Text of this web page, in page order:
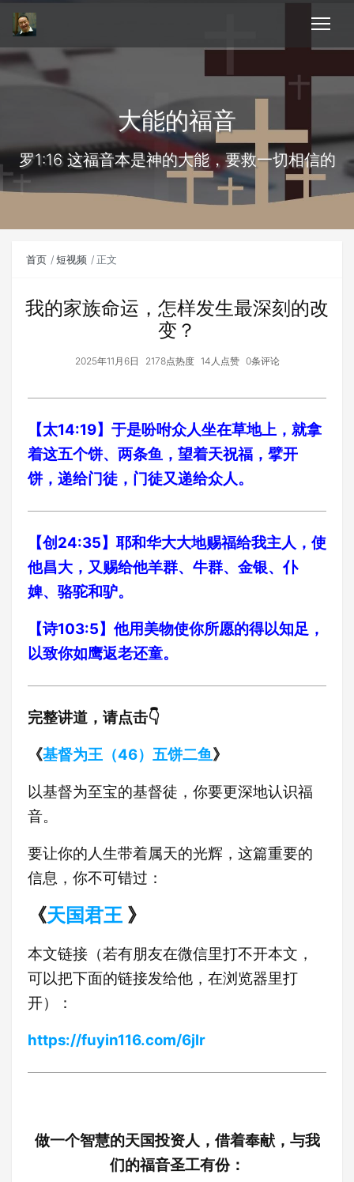
大能的福音
罗1:16 这福音本是神的大能，要救一切相信的
首页 短视频 正文
我的家族命运，怎样发生最深刻的改
变？
2025年11月6日 2178点热度 14人点赞 0条评论
【太14:19】于是吩咐众人坐在草地上，就拿
着这五个饼、两条鱼，望着天祝福，擘开
饼，递给门徒，门徒又递给众人。
【创24:35】耶和华大大地赐福给我主人，使
他昌大，又赐给他羊群、牛群、金银、仆
婢、骆驼和驴。
【诗103:5】他用美物使你所愿的得以知足，
以致你如鹰返老还童。
完整讲道，请点击👇
《基督为王（46）五饼二鱼》
以基督为至宝的基督徒，你要更深地认识福
音。
要让你的人生带着属天的光辉，这篇重要的
信息，你不可错过：
《天国君王 》
本文链接（若有朋友在微信里打不开本文，
可以把下面的链接发给他，在浏览器里打
开）：
https://fuyin116.com/6jlr
做一个智慧的天国投资人，借着奉献，与我
们的福音圣工有份：